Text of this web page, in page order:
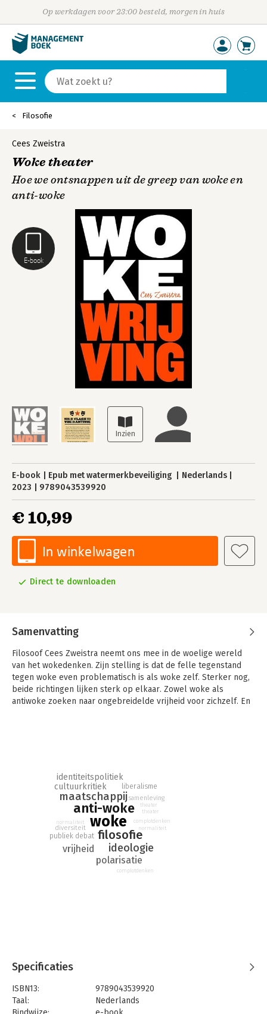
Op werkdagen voor 23:00 besteld, morgen in huis
Filosofie
E-book
Cees Zweistra
Woke theater
Hoe we ontsnappen uit de greep van woke en
anti-woke
E-book Epub met watermerkbeveiliging
Nederlands
2023
9789043539920
€ 10,99
In winkelwagen
Direct te downloaden
Samenvatting
Filosoof Cees Zweistra neemt ons mee in de woelige wereld
van het wokedenken. Zijn stelling is dat de felle tegenstand
tegen woke even problematisch is als woke zelf. Sterker nog,
beide richtingen lijken sterk op elkaar. Zowel woke als
antiwoke zoeken naar ongebreidelde vrijheid voor zichzelf. En
woke
anti-woke
filosofie
maatschappij
ideologie
polarisatie
vrijheid
cultuurkritiek
identiteitspolitiek
publiek debat
liberalisme
diversiteit
samenleving
normaliteit
theater
complotdenken
normaliteit
theater
complotdenken
Specificaties
ISBN13:
9789043539920
Taal:
Nederlands